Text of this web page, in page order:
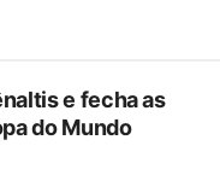
e fecha as
do Mundo